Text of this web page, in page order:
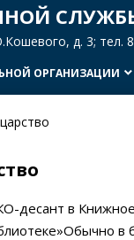
д. 3; тел.
ОРГАНИЗАЦИИ keyboard_arrow_down
десант в
в